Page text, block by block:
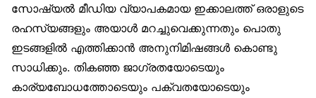
സോഷ്യൽ മീഡിയ വ്യാപകമായ ഇക്കാലത്ത് ഒരാളുടെ
രഹസ്യങ്ങളും അയാൾ മറച്ചുവെക്കുന്നതും പൊതു
ഇടങ്ങളിൽ എത്തിക്കാൻ അനുനിമിഷങ്ങൾ കൊണ്ടു
സാധിക്കും. തികഞ്ഞ ജാഗ്രതയോടെയും
കാര്യബോധത്തോടെയും പക്വതയോടെയും